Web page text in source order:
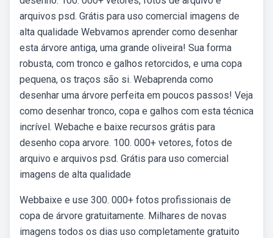
arquivos psd. Grátis para uso comercial imagens de
alta qualidade Webvamos aprender como desenhar
esta árvore antiga, uma grande oliveira! Sua forma
robusta, com tronco e galhos retorcidos, e uma copa
pequena, os traços são si. Webaprenda como
desenhar uma árvore perfeita em poucos passos! Veja
como desenhar tronco, copa e galhos com esta técnica
incrível. Webache e baixe recursos grátis para
desenho copa arvore. 100. 000+ vetores, fotos de
arquivo e arquivos psd. Grátis para uso comercial
imagens de alta qualidade
Webbaixe e use 300. 000+ fotos profissionais de
copa de árvore gratuitamente. Milhares de novas
imagens todos os dias uso completamente gratuito